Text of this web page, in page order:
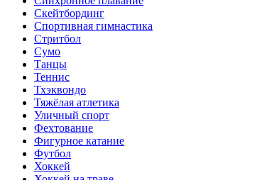
Скейтбординг
Спортивная гимнастика
Стритбол
Сумо
Танцы
Теннис
Тхэквондо
Тяжёлая атлетика
Уличный спорт
Фехтование
Фигурное катание
Футбол
Хоккей